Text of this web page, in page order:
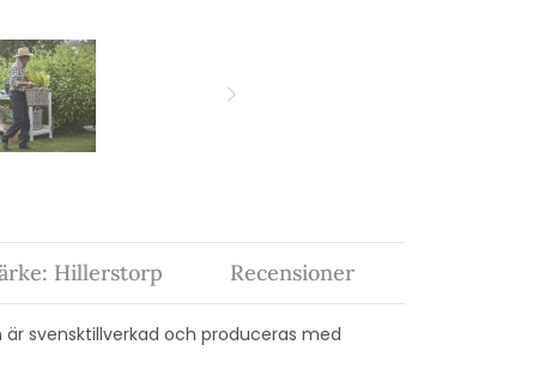
svensktillverkad och produceras med
Hillerstorp Recensioner